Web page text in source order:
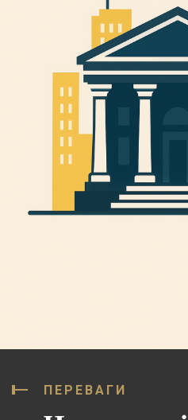
ПЕРЕВАГИ